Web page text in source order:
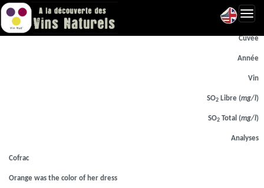
Laboratoire d'analyse
Cuvée
Année
Vin
SO2 Libre (mg/l)
SO2 Total (mg/l)
Analyses
Cofrac
Orange was the color of her dress